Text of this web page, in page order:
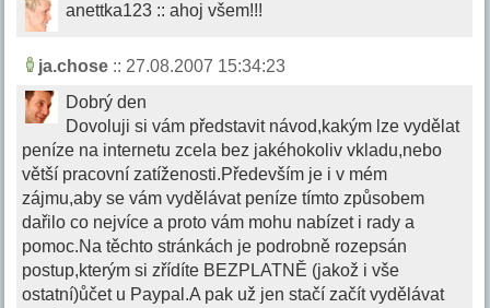
anettka123 :: ahoj všem!!!
ja.chose :: 27.08.2007 15:34:23
Dobrý den
Dovoluji si vám představit návod,kakým lze vydělat
peníze na internetu zcela bez jakéhokoliv vkladu,nebo
větší pracovní zatíženosti.Především je i v mém
zájmu,aby se vám vydělávat peníze tímto způsobem
dařilo co nejvíce a proto vám mohu nabízet i rady a
pomoc.Na těchto stránkách je podrobně rozepsán
postup,kterým si zřídíte BEZPLATNĚ (jakož i vše
ostatní)ůčet u Paypal.A pak už jen stačí začít vydělávat